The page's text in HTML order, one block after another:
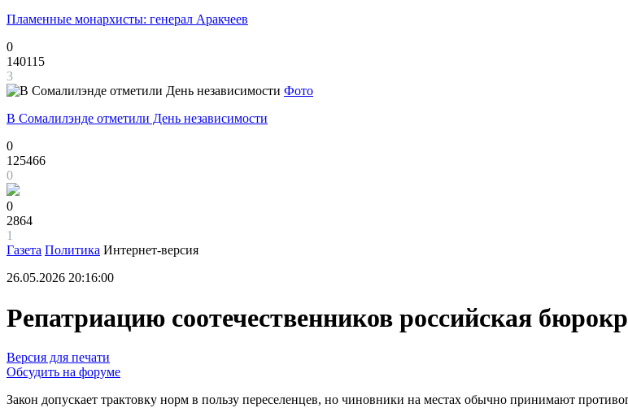
Пламенные монархисты: генерал Аракчеев
0
140115
3
Фото
В Сомалилэнде отметили День независимости
0
125466
0
0
2864
1
Газета Политика Интернет-версия
26.05.2026 20:16:00
Репатриацию соотечественников российская
Версия для печати
Обсудить на форуме
Закон допускает трактовку норм в пользу переселенцев, но чиновники на местах обычно принимают